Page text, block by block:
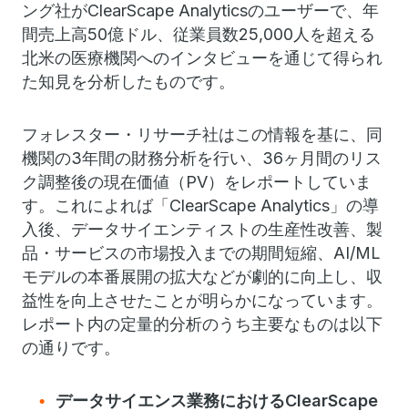
ング社がClearScape Analyticsのユーザーで、年
間売上高50億ドル、従業員数25,000人を超える
北米の医療機関へのインタビューを通じて得られ
た知見を分析したものです。
フォレスター・リサーチ社はこの情報を基に、同
機関の3年間の財務分析を行い、36ヶ月間のリス
ク調整後の現在価値（PV）をレポートしていま
す。これによれば「ClearScape Analytics」の導
入後、データサイエンティストの生産性改善、製
品・サービスの市場投入までの期間短縮、AI/ML
モデルの本番展開の拡大などが劇的に向上し、収
益性を向上させたことが明らかになっています。
レポート内の定量的分析のうち主要なものは以下
の通りです。
データサイエンス業務におけるClearScape